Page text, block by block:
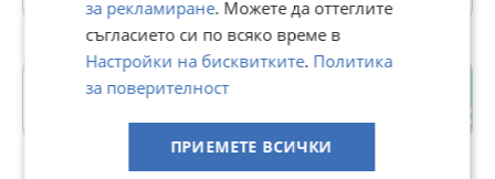
с. Овчарово
за рекламиране. Можете да оттеглите
съгласието си по всяко време в
Настройки на бисквитките. Политика
за поверителност
ПРИЕМЕТЕ ВСИЧКИ